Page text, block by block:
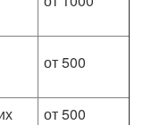
от 500
от 500